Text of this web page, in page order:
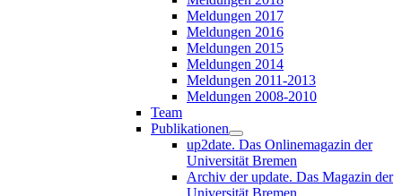
Meldungen 2017
Meldungen 2016
Meldungen 2015
Meldungen 2014
Meldungen 2011-2013
Meldungen 2008-2010
Team
Publikationen
up2date. Das Onlinemagazin der
Universität Bremen
Archiv der update. Das Magazin der
Universität Bremen